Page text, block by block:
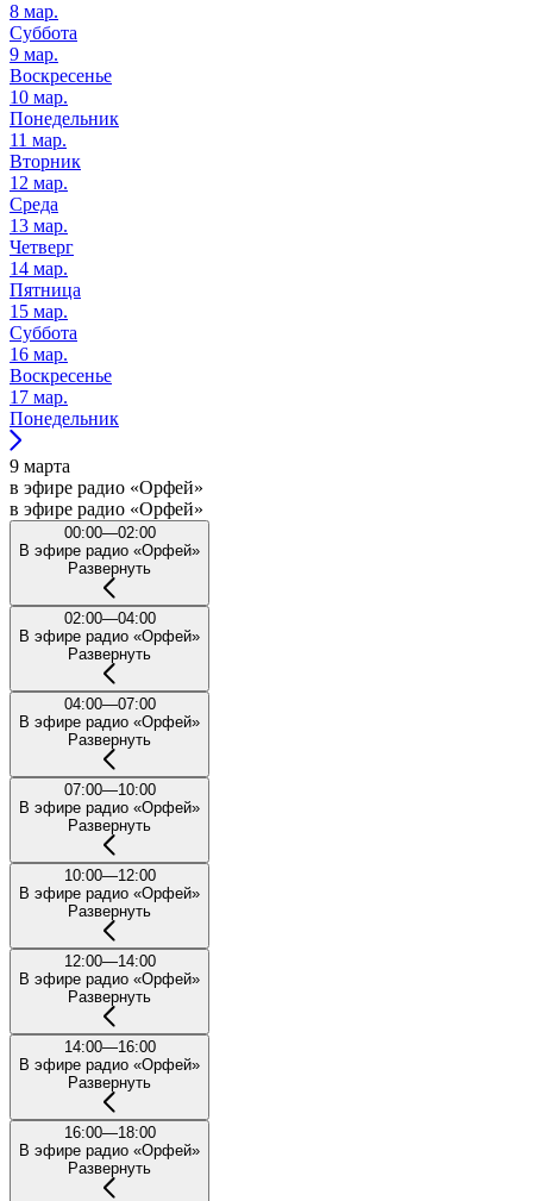
8 мар.
Суббота
9 мар.
Воскресенье
10 мар.
Понедельник
11 мар.
Вторник
12 мар.
Среда
13 мар.
Четверг
14 мар.
Пятница
15 мар.
Суббота
16 мар.
Воскресенье
17 мар.
Понедельник
9 марта
в эфире радио «Орфей»
в эфире радио «Орфей»
00:00—02:00
В эфире радио «Орфей»
Развернуть
02:00—04:00
В эфире радио «Орфей»
Развернуть
04:00—07:00
В эфире радио «Орфей»
Развернуть
07:00—10:00
В эфире радио «Орфей»
Развернуть
10:00—12:00
В эфире радио «Орфей»
Развернуть
12:00—14:00
В эфире радио «Орфей»
Развернуть
14:00—16:00
В эфире радио «Орфей»
Развернуть
16:00—18:00
В эфире радио «Орфей»
Развернуть